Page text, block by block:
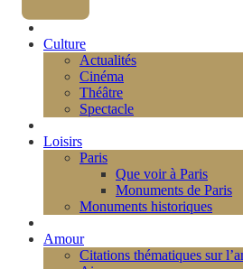
Culture
Actualités
Cinéma
Théâtre
Spectacle
Loisirs
Paris
Que voir à Paris
Monuments de Paris
Monuments historiques
Amour
Citations thématiques sur